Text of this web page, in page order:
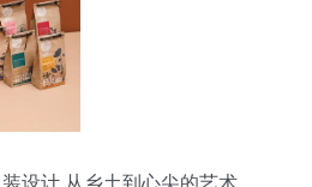
设计 从乡土到心尖的艺术